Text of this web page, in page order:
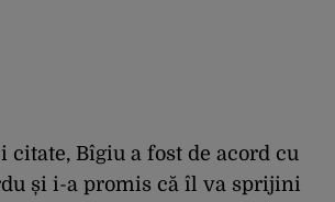
citate, Bîgiu a fost de acord cu
și i-a promis că îl va sprijini